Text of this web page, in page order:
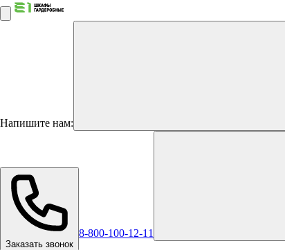
Напишите нам:
Заказать звонок
8-800-100-12-11